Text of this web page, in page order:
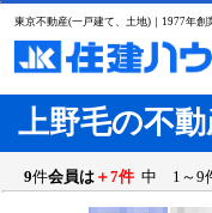
東京不動産(一戸建て、土地)｜1977年創
上野毛の不
9件会員は ＋7件 中 1～9